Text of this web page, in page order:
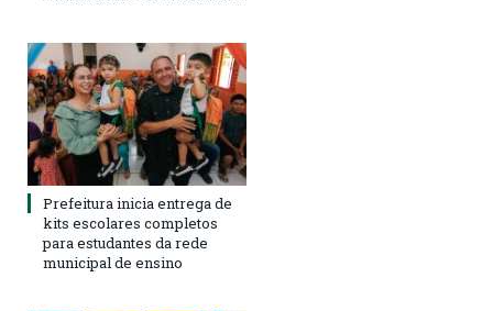
Prefeitura inicia entrega de
kits escolares completos
para estudantes da rede
municipal de ensino